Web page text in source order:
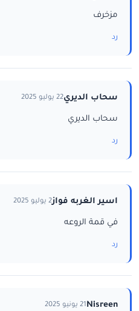
مزخرف
رد
سحاب الديري22 يوليو 2025
سحاب الديري
رد
اسير الغربه فواز2 يوليو 2025
في قمة الروعه
رد
Nisreen21 يونيو 2025